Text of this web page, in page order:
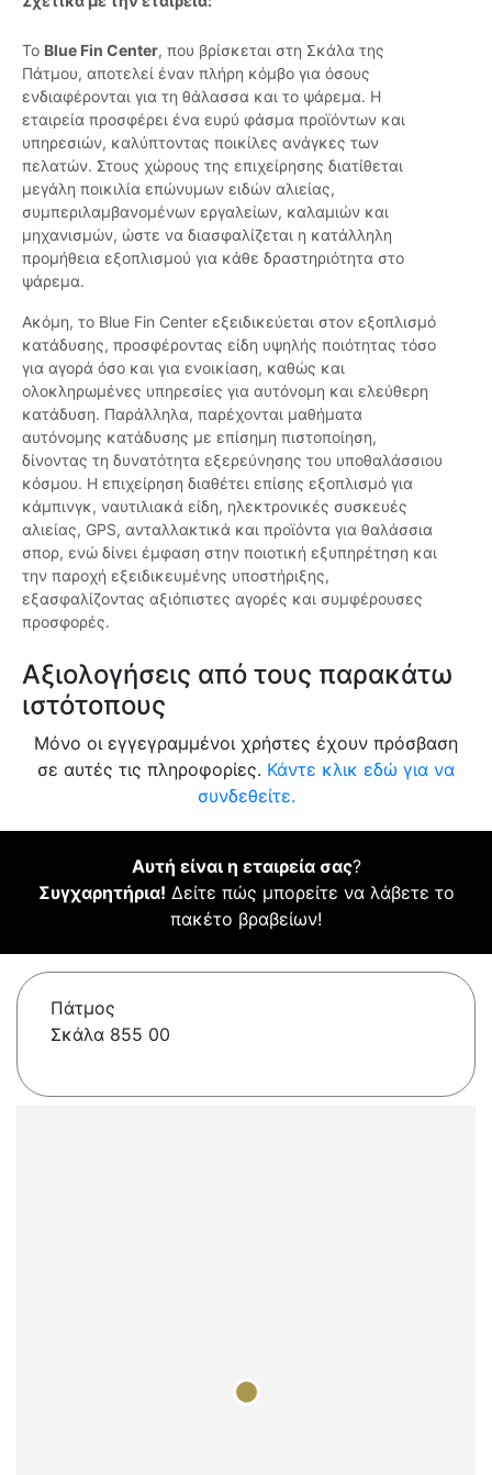
Το Blue Fin Center, που βρίσκεται στη Σκάλα της
Πάτμου, αποτελεί έναν πλήρη κόμβο για όσους
ενδιαφέρονται για τη θάλασσα και το ψάρεμα. Η
εταιρεία προσφέρει ένα ευρύ φάσμα προϊόντων και
υπηρεσιών, καλύπτοντας ποικίλες ανάγκες των
πελατών. Στους χώρους της επιχείρησης διατίθεται
μεγάλη ποικιλία επώνυμων ειδών αλιείας,
συμπεριλαμβανομένων εργαλείων, καλαμιών και
μηχανισμών, ώστε να διασφαλίζεται η κατάλληλη
προμήθεια εξοπλισμού για κάθε δραστηριότητα στο
ψάρεμα.
Ακόμη, το Blue Fin Center εξειδικεύεται στον εξοπλισμό
κατάδυσης, προσφέροντας είδη υψηλής ποιότητας τόσο
για αγορά όσο και για ενοικίαση, καθώς και
ολοκληρωμένες υπηρεσίες για αυτόνομη και ελεύθερη
κατάδυση. Παράλληλα, παρέχονται μαθήματα
αυτόνομης κατάδυσης με επίσημη πιστοποίηση,
δίνοντας τη δυνατότητα εξερεύνησης του υποθαλάσσιου
κόσμου. Η επιχείρηση διαθέτει επίσης εξοπλισμό για
κάμπινγκ, ναυτιλιακά είδη, ηλεκτρονικές συσκευές
αλιείας, GPS, ανταλλακτικά και προϊόντα για θαλάσσια
σπορ, ενώ δίνει έμφαση στην ποιοτική εξυπηρέτηση και
την παροχή εξειδικευμένης υποστήριξης,
εξασφαλίζοντας αξιόπιστες αγορές και συμφέρουσες
προσφορές.
Αξιολογήσεις από τους παρακάτω
ιστότοπους
Μόνο οι εγγεγραμμένοι χρήστες έχουν πρόσβαση
σε αυτές τις πληροφορίες. Κάντε κλικ εδώ για να
συνδεθείτε.
Αυτή είναι η εταιρεία σας?
Συγχαρητήρια! Δείτε πώς μπορείτε να λάβετε το
πακέτο βραβείων!
Πάτμος
Σκάλα 855 00